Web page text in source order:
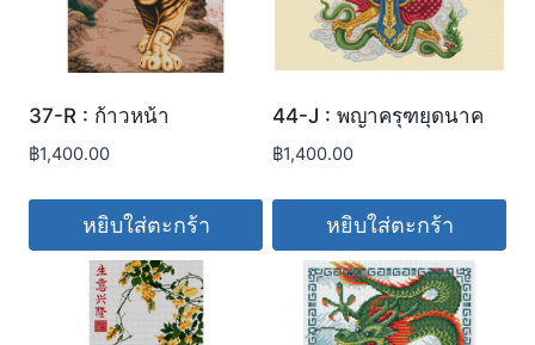
37-R : ก้าวหน้า
฿1,400.00
หยิบใส่ตะกร้า
44-J : พญาครุฑยุดนาค
฿1,400.00
หยิบใส่ตะกร้า